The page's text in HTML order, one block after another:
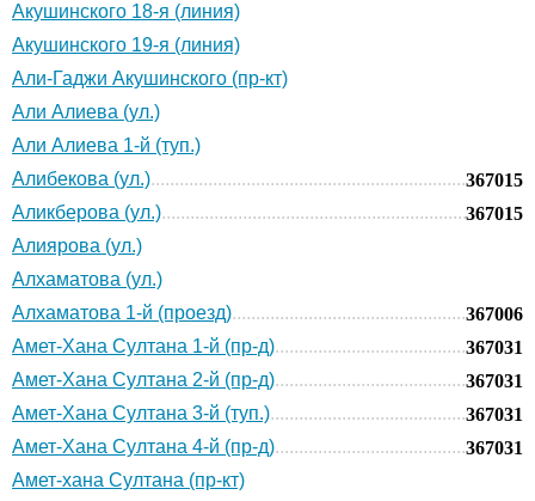
Акушинского 18-я (линия)
Акушинского 19-я (линия)
Али-Гаджи Акушинского (пр-кт)
Али Алиева (ул.)
Али Алиева 1-й (туп.)
Алибекова (ул.)
367015
Аликберова (ул.)
367015
Алиярова (ул.)
Алхаматова (ул.)
Алхаматова 1-й (проезд)
367006
Амет-Хана Султана 1-й (пр-д)
367031
Амет-Хана Султана 2-й (пр-д)
367031
Амет-Хана Султана 3-й (туп.)
367031
Амет-Хана Султана 4-й (пр-д)
367031
Амет-хана Султана (пр-кт)